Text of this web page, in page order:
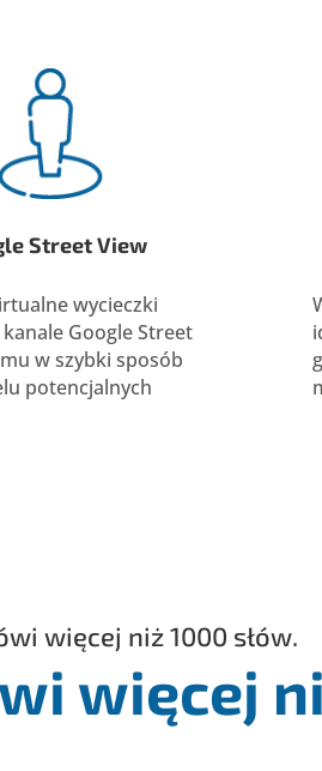
Street View
wycieczki
Google Street
w szybki sposób
potencjalnych
więcej niż 1000 słów.
więcej